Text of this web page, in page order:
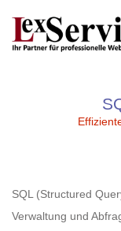
SQL (Structured
Verwaltung und